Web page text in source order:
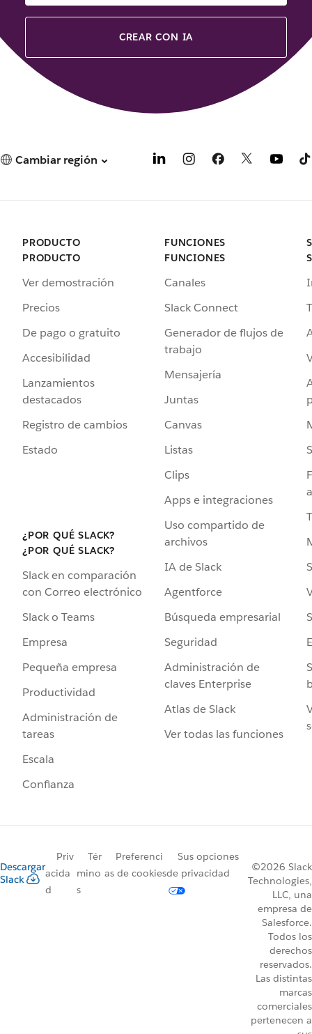
CREAR CON IA
Cambiar región
PRODUCTO
PRODUCTO
Ver demostración
Precios
De pago o gratuito
Accesibilidad
Lanzamientos
destacados
Registro de cambios
Estado
¿POR QUÉ SLACK?
¿POR QUÉ SLACK?
Slack en comparación
con Correo electrónico
Slack o Teams
Empresa
Pequeña empresa
Productividad
Administración de
tareas
Escala
Confianza
FUNCIONES
FUNCIONES
Canales
Slack Connect
Generador de flujos de
trabajo
Mensajería
Juntas
Canvas
Listas
Clips
Apps e integraciones
Uso compartido de
archivos
IA de Slack
Agentforce
Búsqueda empresarial
Seguridad
Administración de
claves Enterprise
Atlas de Slack
Ver todas las funciones
Descargar
Slack
Priv
acida
d
Tér
mino
s
Preferenci
as de cookies
Sus opciones
de privacidad
©2026 Slack
Technologies,
LLC, una
empresa de
Salesforce.
Todos los
derechos
reservados.
Las distintas
marcas
comerciales
pertenecen a